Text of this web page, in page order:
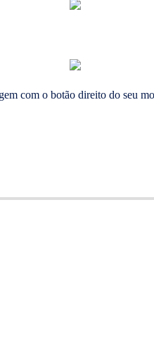
com o botão direito do seu